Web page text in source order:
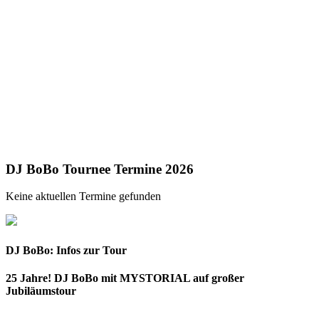
DJ BoBo Tournee Termine 2026
Keine aktuellen Termine gefunden
DJ BoBo: Infos zur Tour
25 Jahre! DJ BoBo mit MYSTORIAL auf großer
Jubiläumstour